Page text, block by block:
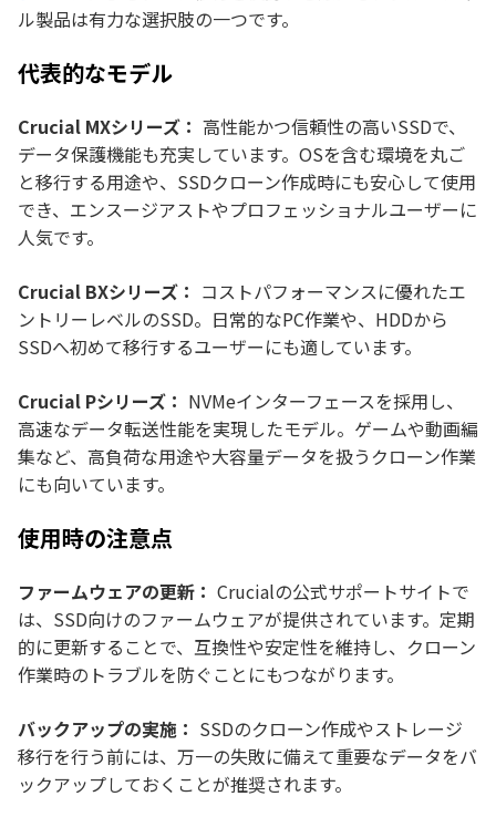
ル製品は有力な選択肢の一つです。
代表的なモデル
Crucial MXシリーズ： 高性能かつ信頼性の高いSSDで、
データ保護機能も充実しています。OSを含む環境を丸ご
と移行する用途や、SSDクローン作成時にも安心して使用
でき、エンスージアストやプロフェッショナルユーザーに
人気です。
Crucial BXシリーズ： コストパフォーマンスに優れたエ
ントリーレベルのSSD。日常的なPC作業や、HDDから
SSDへ初めて移行するユーザーにも適しています。
Crucial Pシリーズ： NVMeインターフェースを採用し、
高速なデータ転送性能を実現したモデル。ゲームや動画編
集など、高負荷な用途や大容量データを扱うクローン作業
にも向いています。
使用時の注意点
ファームウェアの更新： Crucialの公式サポートサイトで
は、SSD向けのファームウェアが提供されています。定期
的に更新することで、互換性や安定性を維持し、クローン
作業時のトラブルを防ぐことにもつながります。
バックアップの実施： SSDのクローン作成やストレージ
移行を行う前には、万一の失敗に備えて重要なデータをバ
ックアップしておくことが推奨されます。